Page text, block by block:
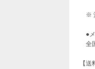
※
●メ
全
【